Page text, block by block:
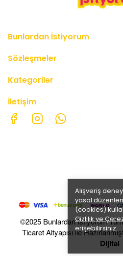
Alışveriş
yasal
(cookies)
Gizlilik ve
erişebilirsiniz.
Bunlardan İstiyorum
Sözleşmeler
Kategoriler
İletişim
©2025 Bunlardan İstiyorum Tüm
Ticaret Altyapısı ile
Dijital